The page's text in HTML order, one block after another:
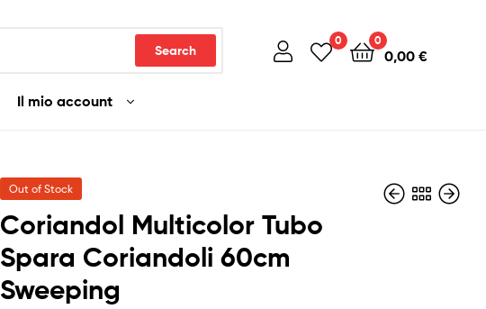
Search
0 0
0,00 €
Il mio account
Out of Stock
Coriandol Multicolor Tubo
Spara Coriandoli 60cm
Sweeping